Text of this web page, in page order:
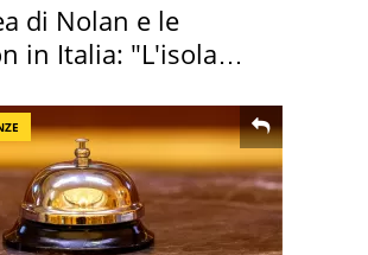
di Nolan e le
in Italia: "L'isola